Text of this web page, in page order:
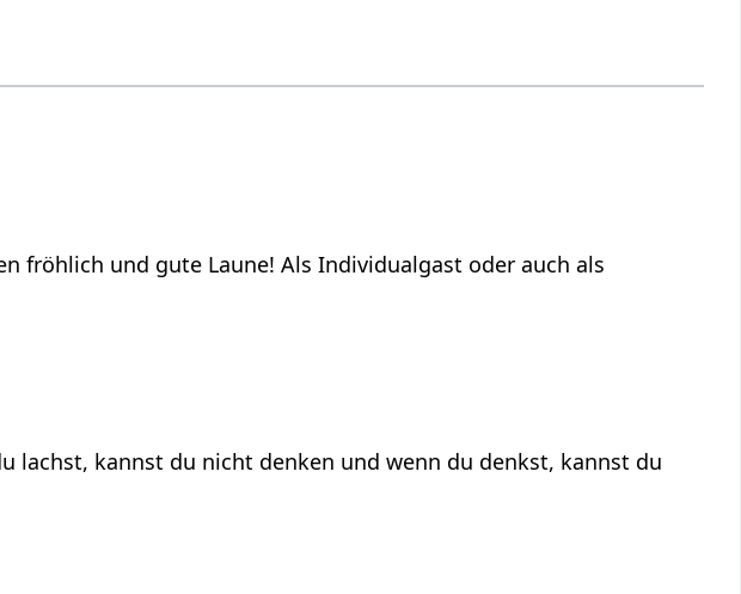
fröhlich und gute Laune! Als Individualgast oder auch als
lachst, kannst du nicht denken und wenn du denkst, kannst du